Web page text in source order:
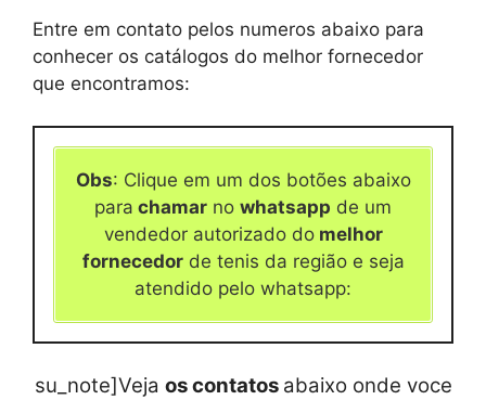
Entre em contato pelos numeros abaixo para
conhecer os catálogos do melhor fornecedor
que encontramos:
Obs: Clique em um dos botões abaixo
para chamar no whatsapp de um
vendedor autorizado domelhor
fornecedorde tenis da região e seja
atendido pelo whatsapp:
su_note]Veja os contatos abaixo onde voce